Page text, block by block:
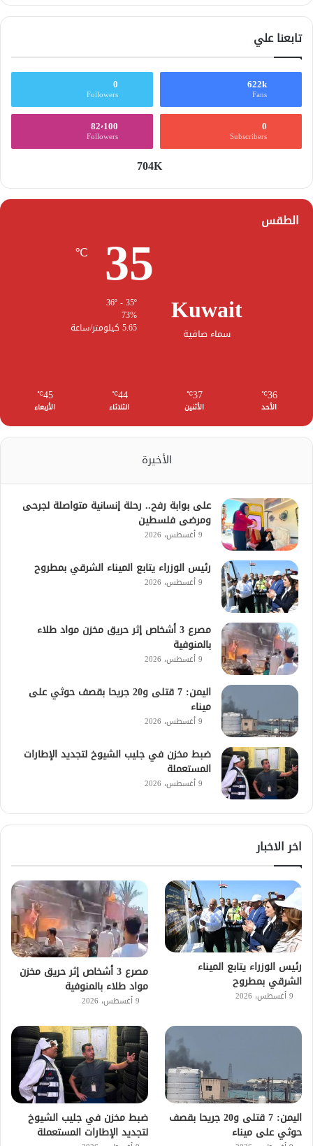
تابعنا علي
622k
Fans
0
Followers
0
Subscribers
82٬100
Followers
704K
الطقس
Kuwait
سماء صافية
35
℃
73%
5.65 كيلومتر/ساعة
36
℃
الأحد
37
℃
الأثنين
44
℃
الثلاثاء
45
℃
الأربعاء
الأخيرة
على بوابة رفح.. رحلة إنسانية متواصلة لجرحى
ومرضى فلسطين
9 أغسطس، 2026
رئيس الوزراء يتابع الميناء الشرقي بمطروح
9 أغسطس، 2026
مصرع 3 أشخاص إثر حريق مخزن مواد طلاء
بالمنوفية
9 أغسطس، 2026
اليمن: 7 قتلى و20 جريحا بقصف حوثي على
ميناء
9 أغسطس، 2026
ضبط مخزن في جليب الشيوخ لتجديد الإطارات
المستعملة
9 أغسطس، 2026
اخر الاخبار
رئيس الوزراء يتابع الميناء
الشرقي بمطروح
9 أغسطس، 2026
مصرع 3 أشخاص إثر حريق مخزن
مواد طلاء بالمنوفية
9 أغسطس، 2026
اليمن: 7 قتلى و20 جريحا بقصف
حوثي على ميناء
ضبط مخزن في جليب الشيوخ
لتجديد الإطارات المستعملة